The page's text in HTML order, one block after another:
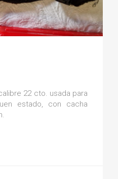
22 cto. usada para
estado, con cacha